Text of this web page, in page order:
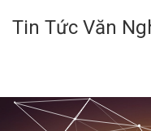
Tin Tức Văn